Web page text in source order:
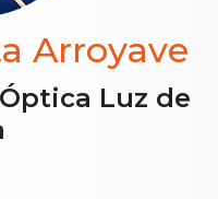
Arroyave
Luz de